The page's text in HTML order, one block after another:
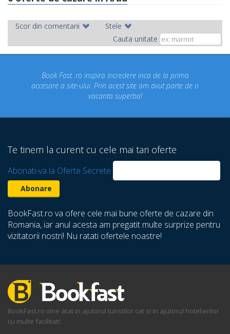
Scor din comentarii
Stele
Cauta unitate
inca de la prima
site am avut parte de o
Concediul nostru rezervat prin
un concediu de vis. Am
despre care nu stiam ca exista!
Te tinem la curent cu cele mai tari oferte
Abonati-va la Oferte Secrete
BookFast.ro va ofere cele mai bune oferte de cazare din
Romania, iar anul acesta am pregatit multe surprize pentru
vizitatorii nostri! Nu ratati ofertele noastre!
BookFast.ro vine atat in ajutorul turistilor cat si in ajutorul hotelierilor
cu multe facilitati: